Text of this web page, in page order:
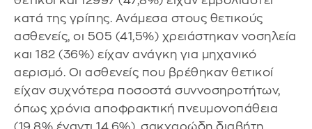
κατά της γρίπης. Ανάμεσα στους θετικούς
ασθενείς, οι 505 (41,5%) χρειάστηκαν νοσηλεία
και 182 (36%) είχαν ανάγκη για μηχανικό
αερισμό. Οι ασθενείς που βρέθηκαν θετικοί
είχαν συχνότερα ποσοστά συννοσηροτήτων,
όπως χρόνια αποφρακτική πνευμονοπάθεια
(19,8% έναντι 14,6%), σακχαρώδη διαβήτη